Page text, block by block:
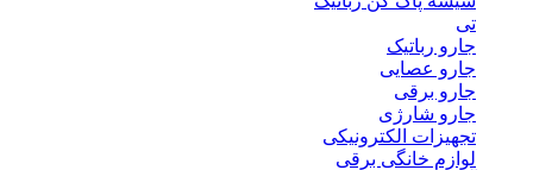
تی
جارو رباتیک
جارو عصایی
جارو برقی
جارو شارژی
تجهیزات الکترونیکی
لوازم خانگی برقی